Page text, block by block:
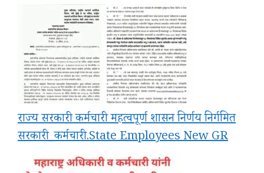
राज्य सरकारी कर्मचारी महत्वपूर्ण शासन निर्णय निर्गमित
सरकारी_कर्मचारी.State Employees New GR